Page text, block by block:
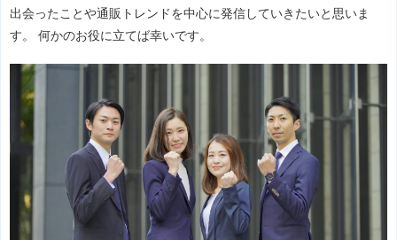
出会ったことや通販トレンドを中心に発信していきたいと思いま
す。 何かのお役に立てば幸いです。